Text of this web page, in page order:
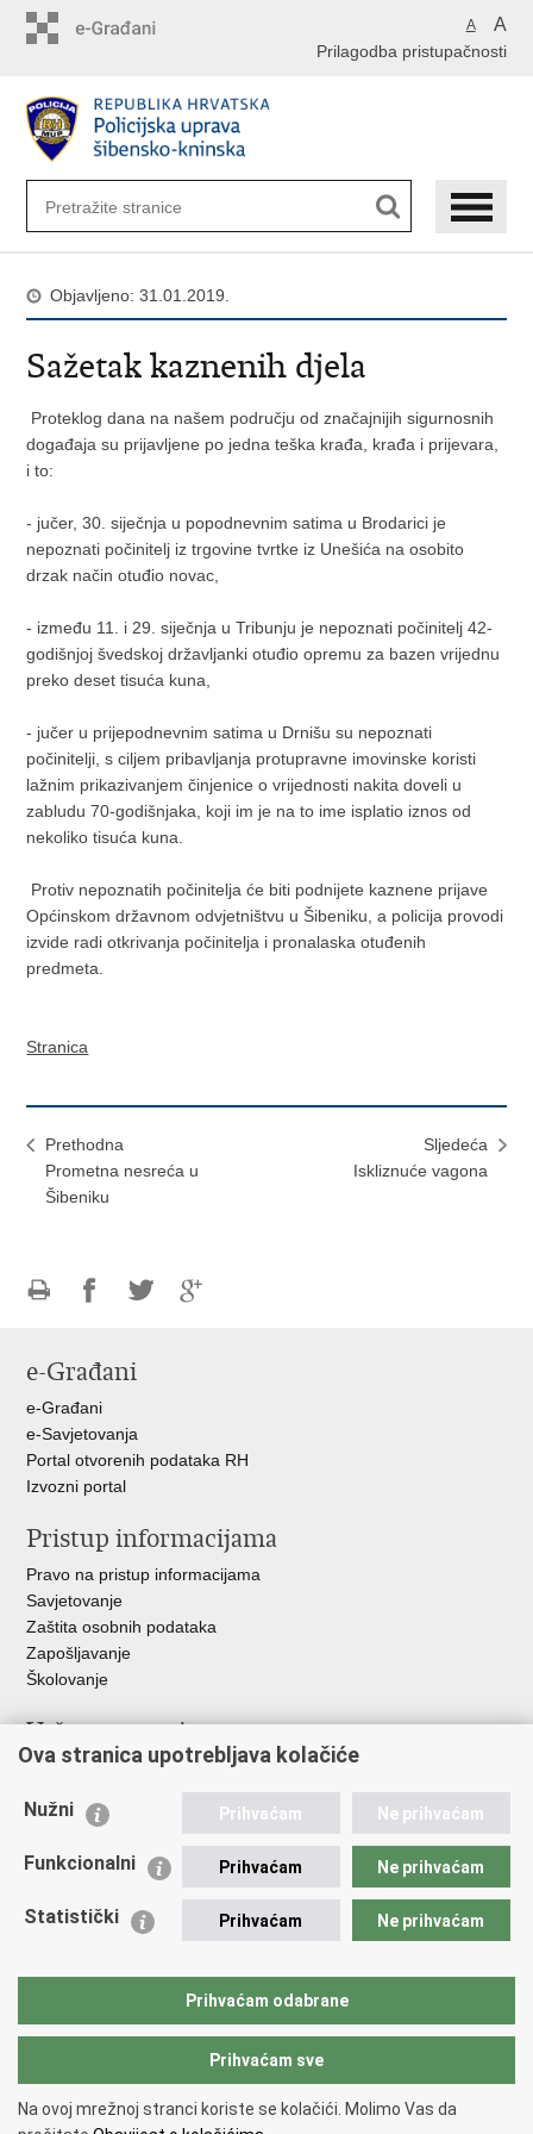
A A
Prilagodba pristupačnosti
Objavljeno: 31.01.2019.
Sažetak kaznenih djela
Proteklog dana na našem području od značajnijih sigurnosnih
događaja su prijavljene po jedna teška krađa, krađa i prijevara,
i to:
- jučer, 30. siječnja u popodnevnim satima u Brodarici je
nepoznati počinitelj iz trgovine tvrtke iz Unešića na osobito
drzak način otuđio novac,
- između 11. i 29. siječnja u Tribunju je nepoznati počinitelj 42-
godišnjoj švedskoj državljanki otuđio opremu za bazen vrijednu
preko deset tisuća kuna,
- jučer u prijepodnevnim satima u Drnišu su nepoznati
počinitelji, s ciljem pribavljanja protupravne imovinske koristi
lažnim prikazivanjem činjenice o vrijednosti nakita doveli u
zabludu 70-godišnjaka, koji im je na to ime isplatio iznos od
nekoliko tisuća kuna.
Protiv nepoznatih počinitelja će biti podnijete kaznene prijave
Općinskom državnom odvjetništvu u Šibeniku, a policija provodi
izvide radi otkrivanja počinitelja i pronalaska otuđenih
predmeta.
Stranica
Prethodna
Prometna nesreća u
Šibeniku
Sljedeća
Iskliznuće vagona
FacebookuTwitteru
e-Građani
e-Građani
e-Savjetovanja
Portal otvorenih podataka RH
Izvozni portal
Pristup informacijama
Pravo na pristup informacijama
Savjetovanje
Zaštita osobnih podataka
Zapošljavanje
Školovanje
Važne poveznice
Ministarstvo unutarnjih poslova
Udruge
Policijska akademija
Zaklada policijske solidarnosti
Vučetić"
Copyright © 2026 Policijska uprava šibensko-kninska.
Ova stranica upotrebljava kolačiće
Nužni Prihvaćam Ne prihvaćam
Funkcionalni Prihvaćam Ne prihvaćam
Statistički Prihvaćam Ne prihvaćam
Prihvaćam odabrane
Prihvaćam sve
Na ovoj mrežnoj stranci koriste se kolačići. Molimo Vas da